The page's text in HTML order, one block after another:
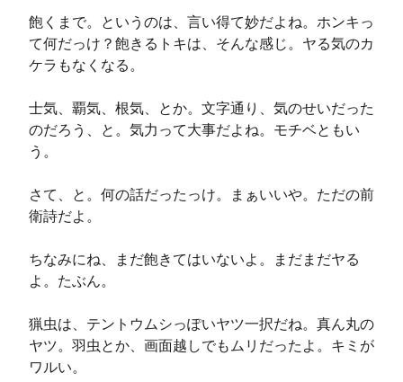
飽くまで。というのは、言い得て妙だよね。ホンキっ
て何だっけ？飽きるトキは、そんな感じ。ヤる気のカ
ケラもなくなる。
士気、覇気、根気、とか。文字通り、気のせいだった
のだろう、と。気力って大事だよね。モチベともい
う。
さて、と。何の話だったっけ。まぁいいや。ただの前
衛詩だよ。
ちなみにね、まだ飽きてはいないよ。まだまだヤる
よ。たぶん。
猟虫は、テントウムシっぽいヤツ一択だね。真ん丸の
ヤツ。羽虫とか、画面越しでもムリだったよ。キミが
ワルい。